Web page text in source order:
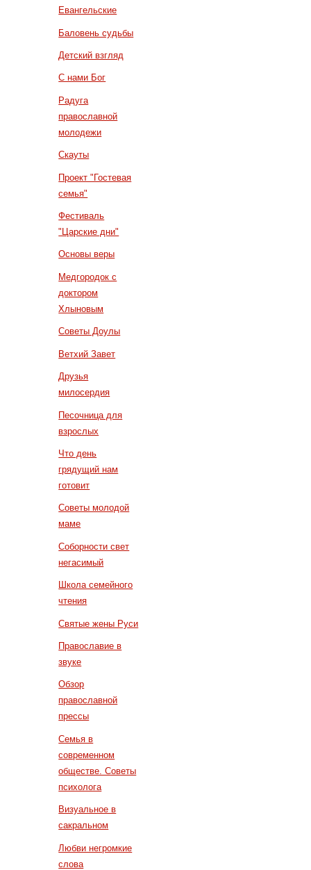
Евангельские
Баловень судьбы
Детский взгляд
С нами Бог
Радуга
православной
молодежи
Скауты
Проект "Гостевая
семья"
Фестиваль
"Царские дни"
Основы веры
Медгородок с
доктором
Хлыновым
Советы Доулы
Ветхий Завет
Друзья
милосердия
Песочница для
взрослых
Что день
грядущий нам
готовит
Советы молодой
маме
Соборности свет
негасимый
Школа семейного
чтения
Святые жены Руси
Православие в
звуке
Обзор
православной
прессы
Семья в
современном
обществе. Советы
психолога
Визуальное в
сакральном
Любви негромкие
слова